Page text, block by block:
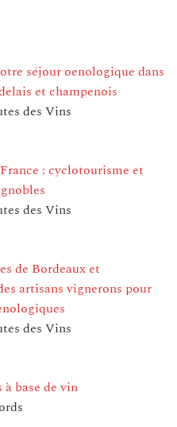
séjour oenologique dans
et champenois
des Vins
: cyclotourisme et
des Vins
de Bordeaux et
artisans vignerons pour
des Vins
base de vin